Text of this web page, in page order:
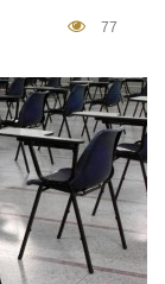
77